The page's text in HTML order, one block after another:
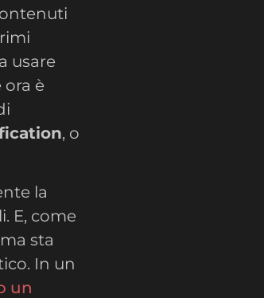
usare
è
, o
la
E, come
sta
In un
un